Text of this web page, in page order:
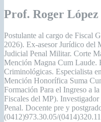
Prof. Roger López
Postulante al cargo de Fiscal
2026). Ex-asesor Jurídico del
Judicial Penal Militar. Corte
Mención Magna Cum Laude.
Criminológicas. Especialista
Mención Honorífica Suma
Formación Para el Ingreso a
Fiscales del MP).
Penal. Docente pre y
(0412)973.30.05/